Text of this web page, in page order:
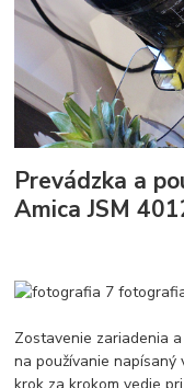
Prevádzka a
Amica JSM
Zostavenie zariadenia
na používanie napísaný